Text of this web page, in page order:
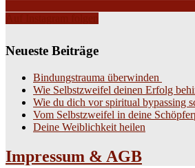
Neueste Beiträge
Bindungstrauma überwinden
Wie Selbstzweifel deinen Erfolg
Wie du dich vor spiritual bypassing
Vom Selbstzweifel in deine
Deine Weiblichkeit heilen
Impressum & AGB